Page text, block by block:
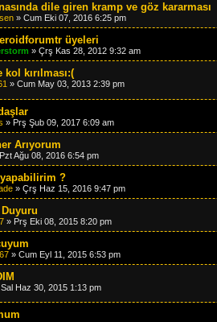
dile giren kramp ve göz kararması
» Cum Eki 07, 2016 6:25 pm
üyeleri
» Çrş Kas 28, 2012 9:32 am
kırılması:(
» Cum May 03, 2013 2:39 pm
» Prş Şub 09, 2017 6:09 am
Arıyorum
Pzt Ağu 08, 2016 6:54 pm
?
» Çrş Haz 15, 2016 9:47 pm
» Prş Eki 08, 2015 8:20 pm
» Cum Eyl 11, 2015 6:53 pm
Sal Haz 30, 2015 1:13 pm